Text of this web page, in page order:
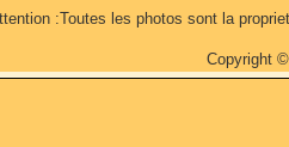
:Toutes les photos sont la
Copyright